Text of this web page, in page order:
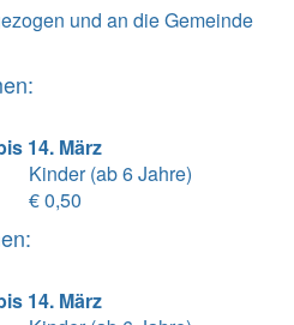
und an die Gemeinde
14. März
Kinder (ab 6 Jahre)
€ 0,50
14. März